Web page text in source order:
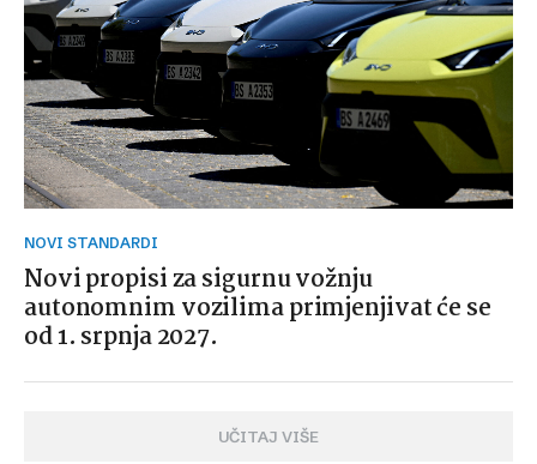
NOVI STANDARDI
Novi propisi za sigurnu vožnju
autonomnim vozilima primjenjivat će se
od 1. srpnja 2027.
UČITAJ VIŠE